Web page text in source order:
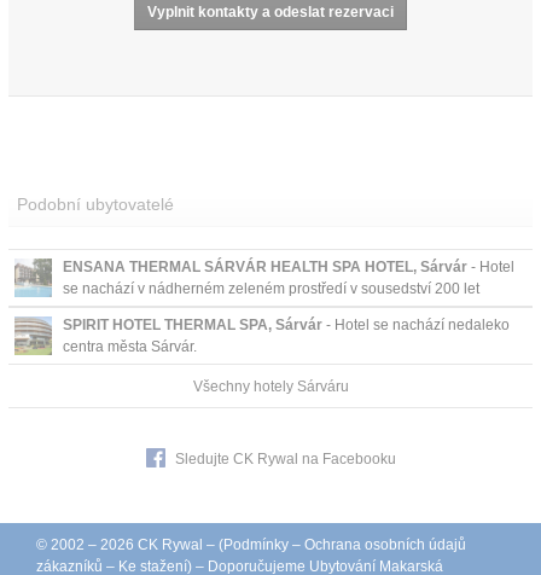
Podobní ubytovatelé
ENSANA THERMAL SÁRVÁR HEALTH SPA HOTEL, Sárvár - Hotel
se nachází v nádherném zeleném prostředí v sousedství 200 let
starého arboreta Sárvár přístupného přímo z hotelové zahrady. ...
SPIRIT HOTEL THERMAL SPA, Sárvár - Hotel se nachází nedaleko
centra města Sárvár.
Všechny hotely Sárváru
Sledujte CK Rywal na Facebooku
© 2002 – 2026 CK Rywal – (Podmínky – Ochrana osobních údajů
zákazníků – Ke stažení) – Doporučujeme Ubytování Makarská